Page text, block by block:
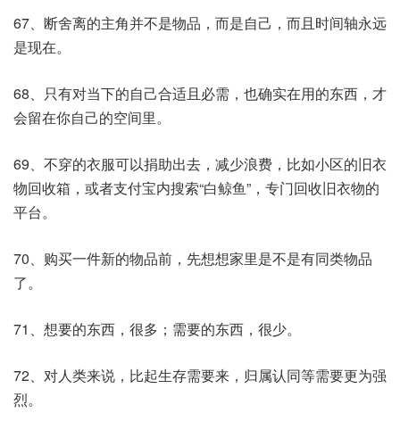
67、断舍离的主角并不是物品，而是自己，而且时间轴永远
是现在。
68、只有对当下的自己合适且必需，也确实在用的东西，才
会留在你自己的空间里。
69、不穿的衣服可以捐助出去，减少浪费，比如小区的旧衣
物回收箱，或者支付宝内搜索“白鲸鱼”，专门回收旧衣物的
平台。
70、购买一件新的物品前，先想想家里是不是有同类物品
了。
71、想要的东西，很多；需要的东西，很少。
72、对人类来说，比起生存需要来，归属认同等需要更为强
烈。